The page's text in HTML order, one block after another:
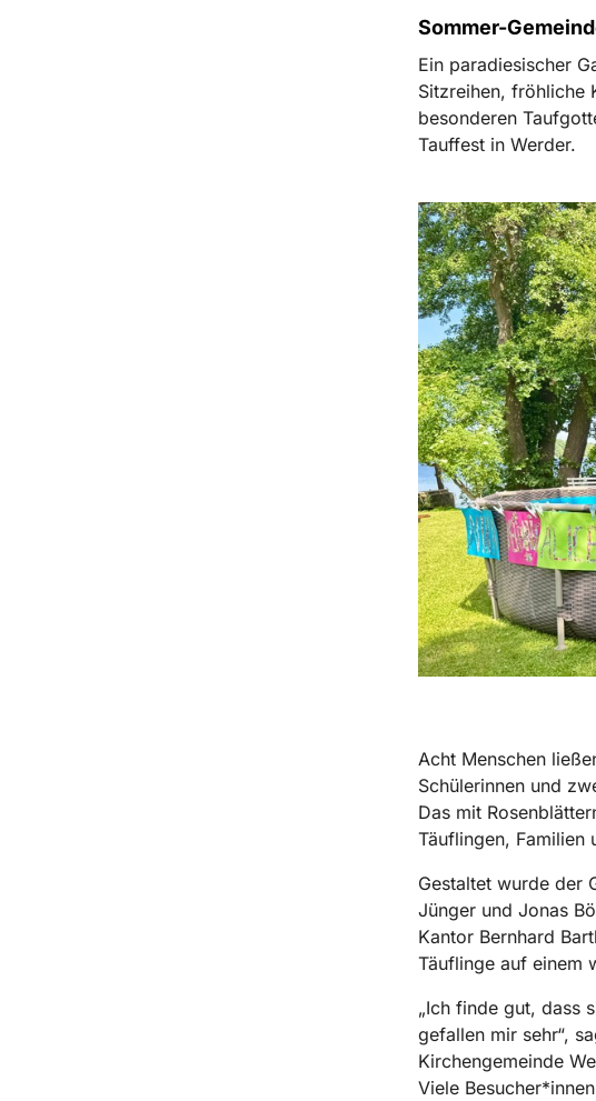
Sommer-
Ein paradiesischer
Sitzreihen, fröhliche
besonderen
Tauffest in Werder.
Acht Menschen
Schülerinnen und
Das mit
Täuflingen, Familien
Gestaltet wurde der
Jünger und Jonas
Kantor Bernhard
Täuflinge auf einem
„Ich finde gut, dass
gefallen mir sehr“,
Kirchengemeinde
Viele